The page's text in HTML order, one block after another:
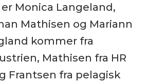
Monica Langeland,
Mathisen og Mariann
kommer fra
Mathisen fra HR
Frantsen fra pelagisk